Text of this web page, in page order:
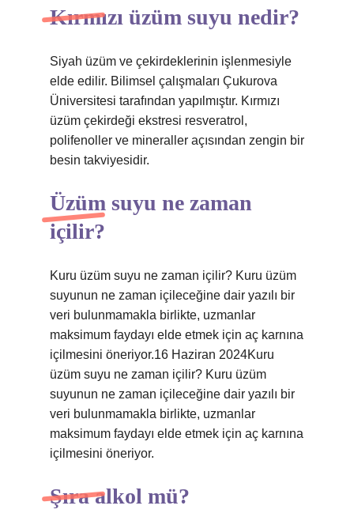
Kırmızı üzüm suyu nedir?
Siyah üzüm ve çekirdeklerinin işlenmesiyle
elde edilir. Bilimsel çalışmaları Çukurova
Üniversitesi tarafından yapılmıştır. Kırmızı
üzüm çekirdeği ekstresi resveratrol,
polifenoller ve mineraller açısından zengin bir
besin takviyesidir.
Üzüm suyu ne zaman
içilir?
Kuru üzüm suyu ne zaman içilir? Kuru üzüm
suyunun ne zaman içileceğine dair yazılı bir
veri bulunmamakla birlikte, uzmanlar
maksimum faydayı elde etmek için aç karnına
içilmesini öneriyor.16 Haziran 2024Kuru
üzüm suyu ne zaman içilir? Kuru üzüm
suyunun ne zaman içileceğine dair yazılı bir
veri bulunmamakla birlikte, uzmanlar
maksimum faydayı elde etmek için aç karnına
içilmesini öneriyor.
Şıra alkol mü?